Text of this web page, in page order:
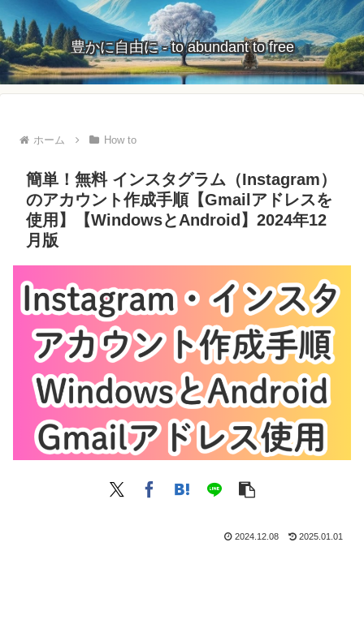
豊かに自由に - to abundant to free
ホーム How to
簡単！無料 インスタグラム（Instagram）
のアカウント作成手順【Gmailアドレスを
使用】【WindowsとAndroid】2024年12
月版
2024.12.08 2025.01.01